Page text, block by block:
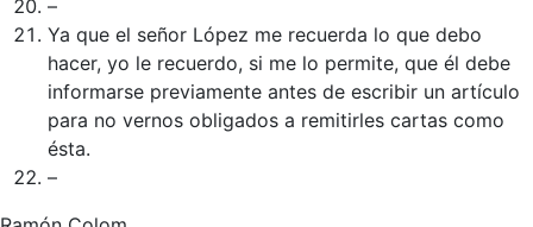
–
Ya que el señor López me recuerda lo que debo
hacer, yo le recuerdo, si me lo permite, que él debe
informarse previamente antes de escribir un artículo
para no vernos obligados a remitirles cartas como
ésta.
–